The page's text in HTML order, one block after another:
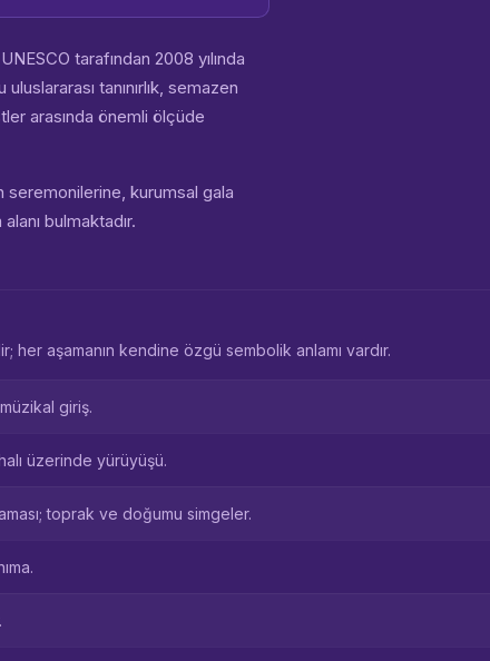
tarafından 2008 yılında
tanınırlık, semazen
arasında önemli ölçüde
kurumsal gala
bulmaktadır.
aşamanın kendine özgü sembolik anlamı vardır.
giriş.
üzerinde yürüyüşü.
toprak ve doğumu simgeler.